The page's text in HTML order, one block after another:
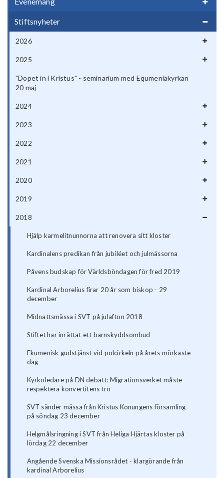
Stiftsnyheter
2026
2025
"Dopet in i Kristus" - seminarium med Equmeniakyrkan
20 maj
2024
2023
2022
2021
2020
2019
2018
Hjälp karmelitnunnorna att renovera sitt kloster
Kardinalens predikan från jubiléet och julmässorna
Påvens budskap för Världsböndagen för fred 2019
Kardinal Arborelius firar 20 år som biskop - 29
december
Midnattsmässa i SVT på julafton 2018
Stiftet har inrättat ett barnskyddsombud
Ekumenisk gudstjänst vid polcirkeln på årets mörkaste
dag
Kyrkoledare på DN debatt: Migrationsverket måste
respektera konvertitens tro
SVT sänder mässa från Kristus Konungens församling
på söndag 23 december
Helgmålsringning i SVT från Heliga Hjärtas kloster på
lördag 22 december
Angående Svenska Missionsrådet - klargörande från
kardinal Arborelius